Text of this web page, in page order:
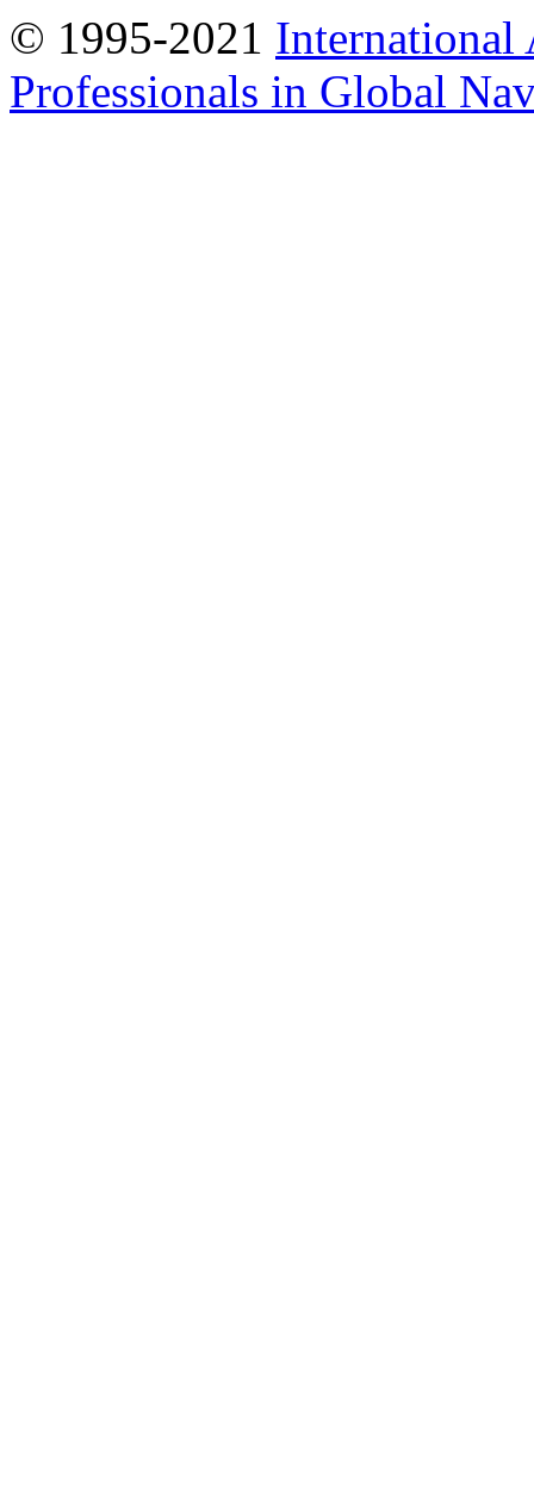
© 1995-2021 International
Professionals in Global